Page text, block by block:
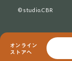
オンライン
ストアへ
© studio.CBR